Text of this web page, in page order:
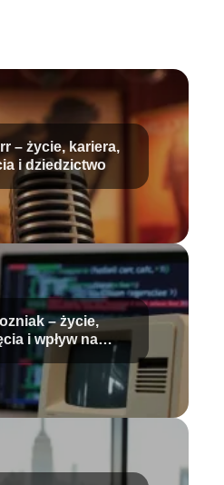
– życie, kariera,
i dziedzictwo
– życie,
i wpływ na